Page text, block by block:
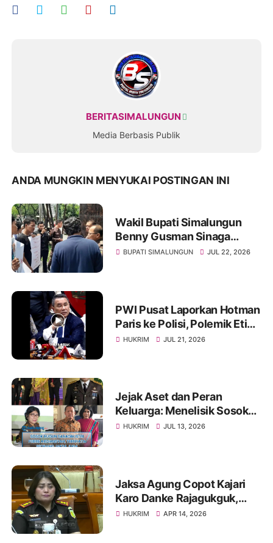
BERITASIMALUNGUN
Media Berbasis Publik
ANDA MUNGKIN MENYUKAI POSTINGAN INI
Wakil Bupati Simalungun
Benny Gusman Sinaga
Disebutsebut Terlibat
BUPATI SIMALUNGUN JUL 22, 2026
PWI Pusat Laporkan Hotman
Paris ke Polisi, Polemik Etika
dan Kebebasan Pers
HUKRIM JUL 21, 2026
Jejak Aset dan Peran
Keluarga: Menelisik Sosok
Rugun Saragih di Tengah
HUKRIM JUL 13, 2026
Jaksa Agung Copot Kajari
Karo Danke Rajagukguk,
Diganti Edmond Novvery
HUKRIM APR 14, 2026